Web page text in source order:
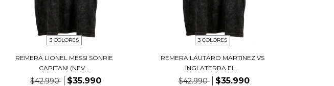
3 COLORES
REMERA LIONEL MESSI SONRIE
CAPITAN! (NEV...
$42.990 $35.990
3 COLORES
REMERA LAUTARO MARTINEZ VS
INGLATERRA EL...
$42.990 $35.990